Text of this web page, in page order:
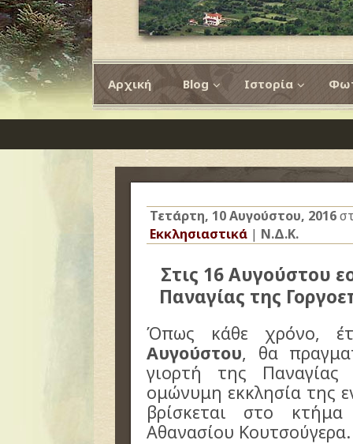
Αρχική Blog Ιστορία
Τετάρτη, 10 Αυγούστου, 2016
Εκκλησιαστικά | Ν.Δ.Κ.
Στις 16 Αυγούστου
Παναγίας της
Όπως κάθε χρόνο,
Αυγούστου, θα
γιορτή της
ομώνυμη εκκλησία της
βρίσκεται στο
Αθανασίου Κουτσούγερα.